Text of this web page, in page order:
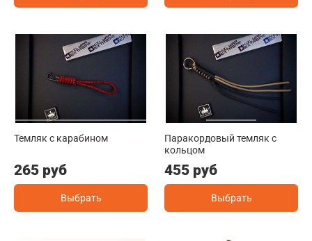
Темляк с карабином
265 руб
Выбрать
Паракордовый темляк с
кольцом
455 руб
Выбрать